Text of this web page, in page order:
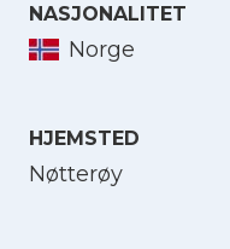
NASJONALITET
Norge
HJEMSTED
Nøtterøy
Velg språk